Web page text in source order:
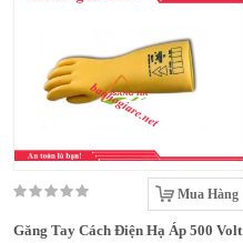
Mua Hàng
Găng Tay Cách Điện Hạ Áp 500 Volt